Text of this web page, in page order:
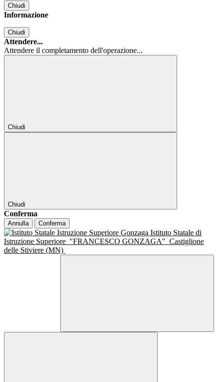
Chiudi
Informazione
Chiudi
Attendere...
Attendere il completamento dell'operazione...
Chiudi
Chiudi
Conferma
Annulla Conferma
Istituto Statale di
Istruzione Superiore "FRANCESCO GONZAGA" Castiglione
delle Stiviere (MN)